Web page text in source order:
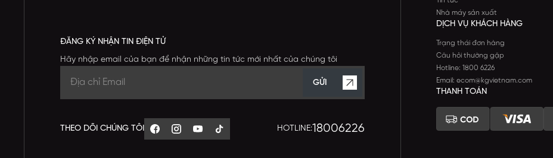
ĐĂNG KÝ NHẬN TIN ĐIỆN TỬ
Hãy nhập email của bạn để nhận những tin tức mới nhất của chúng tôi
GỬI
THEO DÕI CHÚNG TÔI HOTLINE:18006226
Nhà máy sản xuất
DỊCH VỤ KHÁCH HÀNG
Trạng thái đơn hàng
Câu hỏi thường gặp
Hotline: 1800 6226
Email: ecom@kgvietnam.com
THANH TOÁN